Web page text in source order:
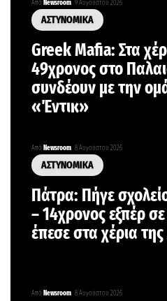
Από Newsroom 9 Αυγούστου 2026
ΑΣΤΥΝΟΜΙΚΑ
Greek Mafia: Στα
49χρονος στο
συνδέουν με την
«Έντικ»
Από Newsroom 8 Αυγούστου 2026
ΑΣΤΥΝΟΜΙΚΑ
Πάτρα: Πήγε
– 14χρονος εξπέρ
έπεσε στα χέρια
Από Newsroom 8 Αυγούστου 2026